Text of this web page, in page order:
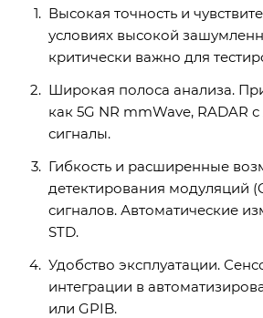
Высокая точность и
условиях высокой
критически важно для
Широкая полоса анализа.
как 5G NR mmWave,
сигналы.
Гибкость и расширенные
детектирования модуляций
сигналов. Автоматические
STD.
Удобство эксплуатации.
интеграции в
или GPIB.